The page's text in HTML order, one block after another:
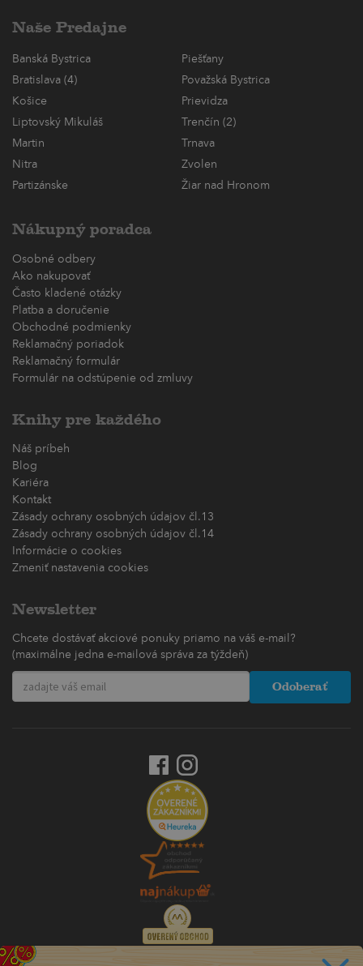
Naše Predajne
Banská Bystrica
Piešťany
Bratislava (4)
Považská Bystrica
Košice
Prievidza
Liptovský Mikuláš
Trenčín (2)
Martin
Trnava
Nitra
Zvolen
Partizánske
Žiar nad Hronom
Nákupný poradca
Osobné odbery
Ako nakupovať
Často kladené otázky
Platba a doručenie
Obchodné podmienky
Reklamačný poriadok
Reklamačný formulár
Formulár na odstúpenie od zmluvy
Knihy pre každého
Náš príbeh
Blog
Kariéra
Kontakt
Zásady ochrany osobných údajov čl.13
Zásady ochrany osobných údajov čl.14
Informácie o cookies
Zmeniť nastavenia cookies
Newsletter
Chcete dostávať akciové ponuky priamo na váš e-mail?
(maximálne jedna e-mailová správa za týždeň)
Odoberať